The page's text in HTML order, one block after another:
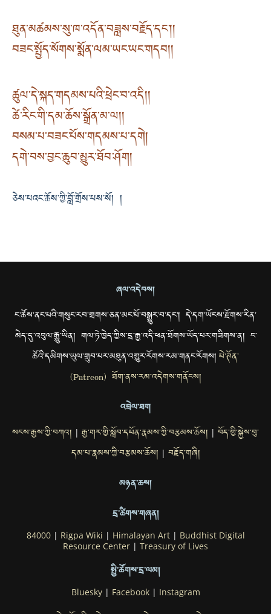
ཐུན་མཚམས་སུ་ཁ་འདོན་བཟླས་བརྗོད་དང་། །
བཟང་སྤྱོད་སོགས་སྨོན་ལམ་ཡང་ཡང་གདབ། །
ཚུལ་དེ་སྐད་གདམས་པའི་ཕྲེང་བ་འདི། །
ཚེ་རིང་གི་དམ་ཆོས་སྒྲོན་མ་ལ། །
བསམ་པ་བཟང་པོས་གདམས་པ་དགེ །
དགེ་བས་བྱང་ཆུབ་མྱུར་ཐོབ་ཤོག །
ཅེས་པའང་ཆོས་ཀྱི་བློ་གྲོས་པས་སོ། །
ཞལ་འདེབས།
ང་ཚོས་ནང་པའི་གསུང་རབ་གྲགས་ཅན་མང་པོ་བསྒྱུར་བ་དང་། དེ་དག་ཡོངས་རྫོགས་རིན་
མེད་དུ་འབུལ་རྒྱུ་ཡིན། གལ་ཏེ་ཁྱེད་ཀྱིས་དྲ་རྒྱ་འདི་ཕན་ཐོགས་ཡོད་པར་གཟིགས་ན། ང་
ཚོའི་དམིགས་ཡུལ་གྲུབ་པར་མཐུན་འགྱུར་རོགས་རམ་གནང་རོགས།པེ་ཊོན་
(Patreon) ཐོག་ནས་རམ་འདེགས་གནོངས།
འབྲེལ་ཐག
སངས་རྒྱས་ཀྱི་བཀའ། རྒྱ་གར་གྱི་སློབ་དཔོན་རྣམས་ཀྱི་བརྩམས་ཆོས། བོད་གྱི་སྐྱེས་བུ་
དམ་པ་རྣམས་ཀྱི་བརྩམས་ཆོས། བརྗོད་གཞི།
མཉན་ཆས།
དྲ་ཚིགས་གཞན།
84000| Rigpa Wiki Himalayan Art| Buddhist Digital
Resource Center
Treasury of Lives
སྤྱི་ཚོགས་དྲ་ལམ།
Bluesky| Facebook| Instagram